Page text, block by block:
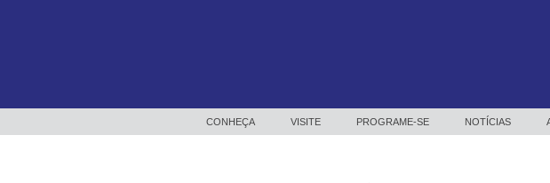
CONHEÇA VISITE PROGRAME-SE NOTÍCIAS